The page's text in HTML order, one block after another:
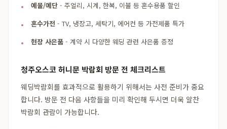
예물/예단 - 주얼리, 시계, 한복, 이불 등 혼수용품 할인
혼수가전 - TV, 냉장고, 세탁기, 에어컨 등 가전제품 특가
현장 사은품 - 계약 시 다양한 웨딩 관련 사은품 증정
청주오스코 허니문 박람회 방문 전 체크리스트
웨딩박람회를 효과적으로 활용하기 위해서는 사전 준비가 중요
합니다. 방문 전 다음 사항들을 미리 확인해 두시면 더욱 알찬
박람회 관람이 가능합니다.